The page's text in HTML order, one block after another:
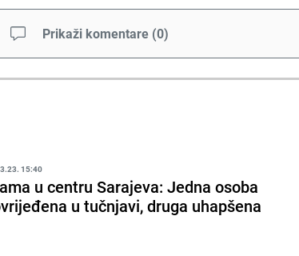
Prikaži komentare (0)
15:40
u centru Sarajeva: Jedna osoba
u tučnjavi, druga uhapšena